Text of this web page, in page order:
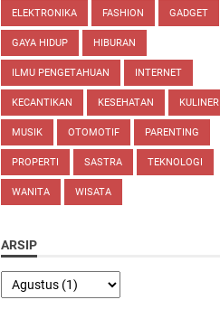
ELEKTRONIKA FASHION GADGET
GAYA HIDUP HIBURAN
ILMU PENGETAHUAN INTERNET
KECANTIKAN KESEHATAN KULINER
MUSIK OTOMOTIF PARENTING
PROPERTI SASTRA TEKNOLOGI
WANITA WISATA
ARSIP